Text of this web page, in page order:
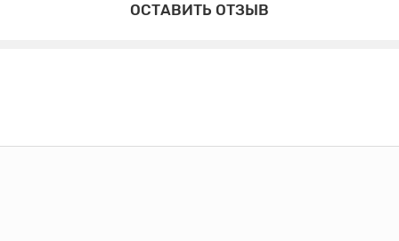
ОСТАВИТЬ ОТЗЫВ